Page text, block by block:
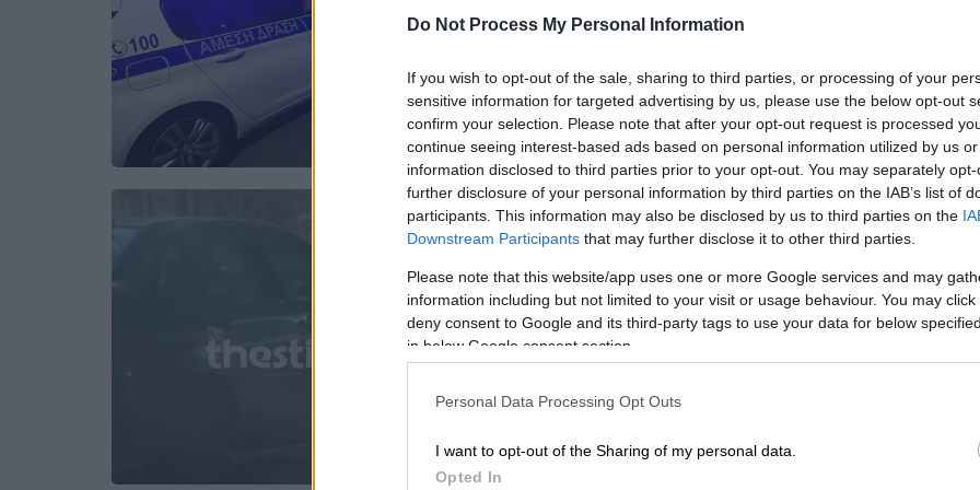
Do Not Process My Personal Information
If you wish to opt-out of the sale, sharing to third parties, or processing of your
sensitive information for targeted advertising by us, please use the below opt-out
confirm your selection. Please note that after your opt-out request is processed
continue seeing interest-based ads based on personal information utilized by us
information disclosed to third parties prior to your opt-out. You may separately
further disclosure of your personal information by third parties on the IAB’s list of
participants. This information may also be disclosed by us to third parties on the
Downstream Participants that may further disclose it to other third parties.
Please note that this website/app uses one or more Google services and may
information including but not limited to your visit or usage behaviour. You may
deny consent to Google and its third-party tags to use your data for below
in below Google consent section.
Personal Data Processing Opt Outs
I want to opt-out of the Sharing of my personal data.
Opted In
Η ΕΛ.ΑΣ κατάφερε να ταυτοποιήσει
επίθεση με τσεκούρι σε οπαδό του
ΠΑΟΚ
Ελλάδα |13.03.2023 21:22
Θεσσαλονίκη: Σκηνές τρόμου στη
μέση του δρόμου - Πήγε να
επιτεθεί σε άνδρα με τσεκούρι
Διερχόμενος οδηγός κατέγραψε όσα
συνέβησαν με το κινητό του
τηλέφωνο